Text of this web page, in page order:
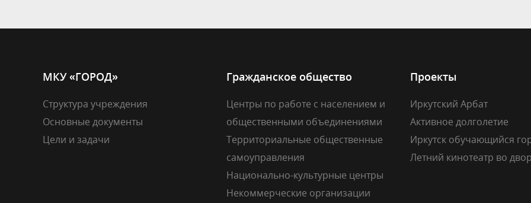
МКУ «ГОРОД»
Структура учреждения
Основные документы
Цели и задачи
Гражданское общество
Центры по работе с населением и
общественными объединениями
Территориальные общественные
самоуправления
Национально-культурные центры
Некоммерческие организации
Проекты
Иркутский Арбат
Активное долголетие
Иркутск обучающийся
Летний кинотеатр во